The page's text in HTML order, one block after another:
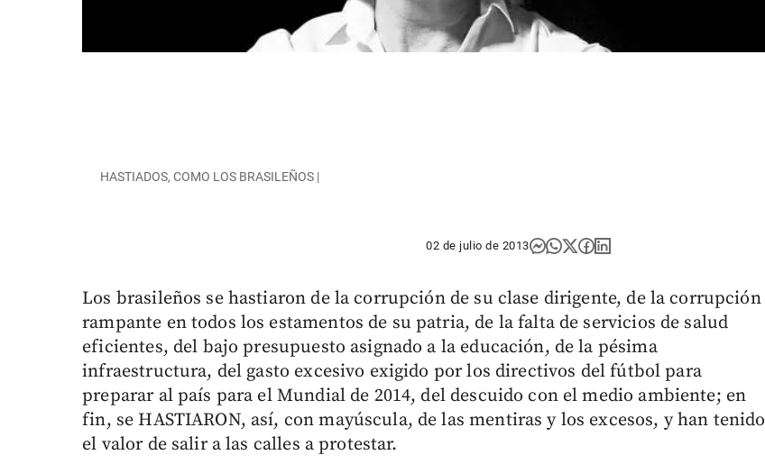
HASTIADOS, COMO LOS BRASILEÑOS |
02 de julio de 2013
Los brasileños se hastiaron de la corrupción de su clase dirigente, de la corrupción
rampante en todos los estamentos de su patria, de la falta de servicios de salud
eficientes, del bajo presupuesto asignado a la educación, de la pésima
infraestructura, del gasto excesivo exigido por los directivos del fútbol para
preparar al país para el Mundial de 2014, del descuido con el medio ambiente; en
fin, se HASTIARON, así, con mayúscula, de las mentiras y los excesos, y han tenido
el valor de salir a las calles a protestar.